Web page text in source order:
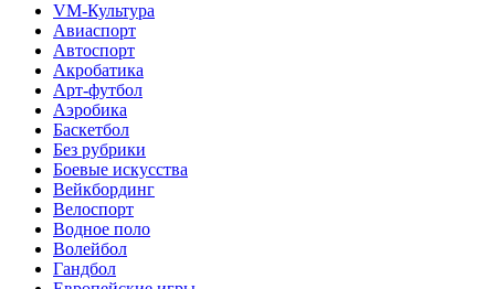
VM-Культура
Авиаспорт
Автоспорт
Акробатика
Арт-футбол
Аэробика
Баскетбол
Без рубрики
Боевые искусства
Вейкбординг
Велоспорт
Водное поло
Волейбол
Гандбол